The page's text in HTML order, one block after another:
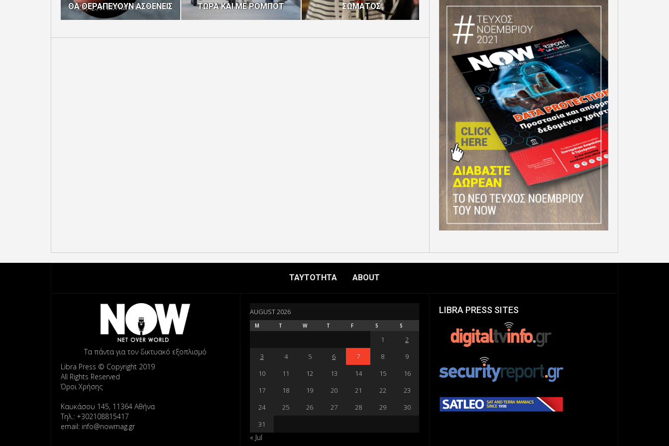
ΘΑ ΘΕΡΑΠΕΥΟΥΝ ΑΣΘΕΝΕΙΣ
ΤΩΡΑ ΚΑΙ ΜΕ ΡΟΜΠΟΤ
ΣΩΜΑΤΟΣ
18 ΕΤΩΝ
ΚΟΣΤΟΣ $999
ΤΑΥΤΟΤΗΤΑ ABOUT
Τα πάντα για τον δικτυακό εξοπλισμό
Libra Press © Copyright 2019
All Rights Reserved
Όροι Χρήσης
Καυκάσου 145, 11364 Αθήνα
Τηλ.: +302108815417
email: info@nowmag.gr
AUGUST 2026
M T W T F S S
1
2
3
4 5 6 7 8
9
10
11 12 13 14 15
16
17
18 19 20 21 22
23
24
25 26 27 28 29
30
31
« Jul
LIBRA PRESS SITES